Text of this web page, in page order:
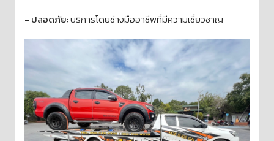
- ปลอดภัย:บริการโดยช่างมืออาชีพที่มีความเชี่ยวชาญ